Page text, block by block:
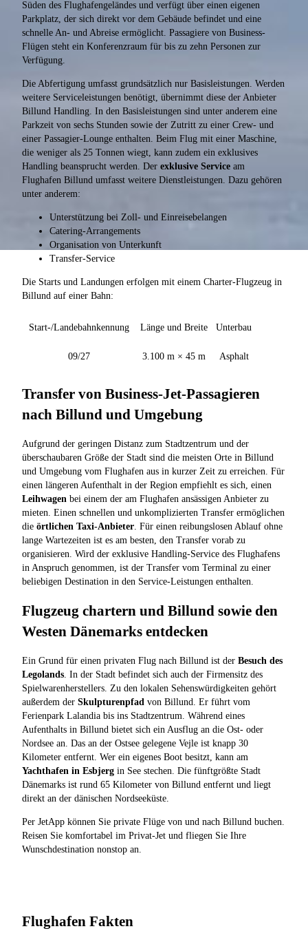
Süden des Flughafengeländes und verfügt über einen eigenen
Parkplatz, der sich direkt vor dem Gebäude befindet und eine
schnelle An- und Abreise ermöglicht. Passagiere von Business-
Flügen steht ein Konferenzraum für bis zu zehn Personen zur
Verfügung.
Die Abfertigung umfasst grundsätzlich nur Basisleistungen. Werden
weitere Serviceleistungen benötigt, übernimmt diese der Anbieter
Billund Handling. In den Basisleistungen sind unter anderem eine
Parkzeit von sechs Stunden sowie der Zutritt zu einer Crew- und
einer Passagier-Lounge enthalten. Beim Flug mit einer Maschine,
die weniger als 25 Tonnen wiegt, kann zudem ein exklusives
Handling beansprucht werden. Der exklusive Service am
Flughafen Billund umfasst weitere Dienstleistungen. Dazu gehören
unter anderem:
Unterstützung bei Zoll- und Einreisebelangen
Catering-Arrangements
Organisation von Unterkunft
Transfer-Service
Die Starts und Landungen erfolgen mit einem Charter-Flugzeug in
Billund auf einer Bahn:
Start-/Landebahnkennung Länge und Breite Unterbau
09/27 3.100 m × 45 m Asphalt
Transfer von Business-Jet-Passagieren
nach Billund und Umgebung
Aufgrund der geringen Distanz zum Stadtzentrum und der
überschaubaren Größe der Stadt sind die meisten Orte in Billund
und Umgebung vom Flughafen aus in kurzer Zeit zu erreichen. Für
einen längeren Aufenthalt in der Region empfiehlt es sich, einen
Leihwagen bei einem der am Flughafen ansässigen Anbieter zu
mieten. Einen schnellen und unkomplizierten Transfer ermöglichen
die örtlichen Taxi-Anbieter . Für einen reibungslosen Ablauf ohne
lange Wartezeiten ist es am besten, den Transfer vorab zu
organisieren. Wird der exklusive Handling-Service des Flughafens
in Anspruch genommen, ist der Transfer vom Terminal zu einer
beliebigen Destination in den Service-Leistungen enthalten.
Flugzeug chartern und Billund sowie den
Westen Dänemarks entdecken
Ein Grund für einen privaten Flug nach Billund ist der Besuch des
Legolands . In der Stadt befindet sich auch der Firmensitz des
Spielwarenherstellers. Zu den lokalen Sehenswürdigkeiten gehört
außerdem der Skulpturenpfad von Billund. Er führt vom
Ferienpark Lalandia bis ins Stadtzentrum. Während eines
Aufenthalts in Billund bietet sich ein Ausflug an die Ost- oder
Nordsee an. Das an der Ostsee gelegene Vejle ist knapp 30
Kilometer entfernt. Wer ein eigenes Boot besitzt, kann am
Yachthafen in Esbjerg in See stechen. Die fünftgrößte Stadt
Dänemarks ist rund 65 Kilometer von Billund entfernt und liegt
direkt an der dänischen Nordseeküste.
Per JetApp können Sie private Flüge von und nach Billund buchen.
Reisen Sie komfortabel im Privat-Jet und fliegen Sie Ihre
Wunschdestination nonstop an.
Flughafen Fakten